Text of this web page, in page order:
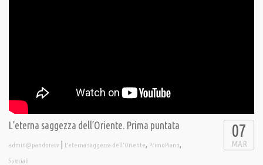
L’eterna saggezza dell’Oriente. Prima puntata
admin@pandoratv | L'eterna saggezza dell'Oriente, PrimoPiano,
Speciali
07
MAR